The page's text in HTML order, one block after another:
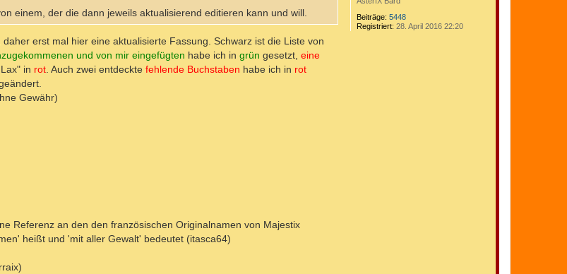
Beiträge: 5448
Registriert: 28. April 2016 22:20
einem, der die dann jeweils aktualisierend editieren kann und will.
erst mal hier eine aktualisierte Fassung. Schwarz ist die Liste von
und von mir eingefügten habe ich in grün gesetzt, eine
in rot. Auch zwei entdeckte fehlende Buchstaben habe ich in rot
Gewähr)
Referenz an den den französischen Originalnamen von Majestix
heißt und 'mit aller Gewalt' bedeutet (itasca64)